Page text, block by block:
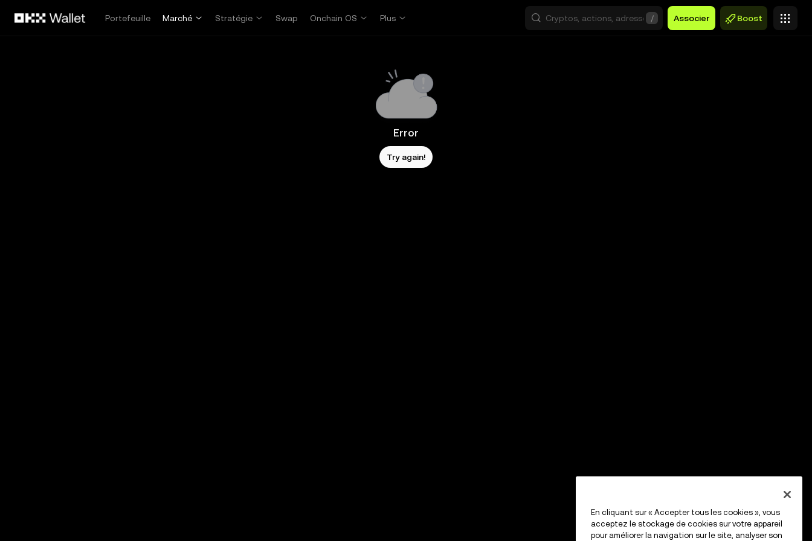
Portefeuille
Marché Stratégie Swap Onchain OS Plus / Associer Boost
Error
Try again!
En cliquant sur « Accepter tous les cookies », vous
acceptez le stockage de cookies sur votre appareil
pour améliorer la navigation sur le site, analyser son